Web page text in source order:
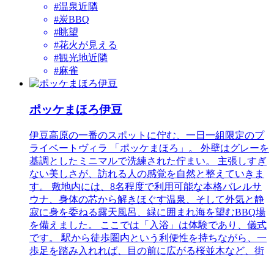
#温泉近隣
#炭BBQ
#眺望
#花火が見える
#観光地近隣
#麻雀
ポッケまほろ伊豆
伊豆高原の一番のスポットに佇む、一日一組限定のプ
ライベートヴィラ 「ポッケまほろ」。 外壁はグレーを
基調としたミニマルで洗練された佇まい。 主張しすぎ
ない美しさが、訪れる人の感覚を自然と整えていきま
す。 敷地内には、8名程度で利用可能な本格バレルサ
ウナ、身体の芯から解きほぐす温泉、そして外気と静
寂に身を委ねる露天風呂、緑に囲まれ海を望むBBQ場
を備えました。 ここでは「入浴」は体験であり、儀式
です。 駅から徒歩圏内という利便性を持ちながら、一
歩足を踏み入れれば、目の前に広がる桜並木など、街